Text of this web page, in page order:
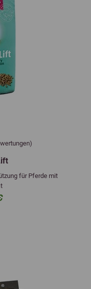
für Pferde mit